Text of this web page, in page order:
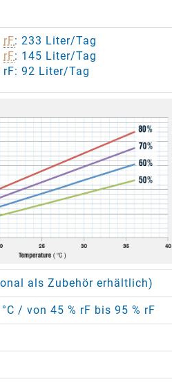
rF: 233 Liter/Tag
rF: 145 Liter/Tag
rF: 92 Liter/Tag
als Zubehör erhältlich)
/ von 45 % rF bis 95 % rF